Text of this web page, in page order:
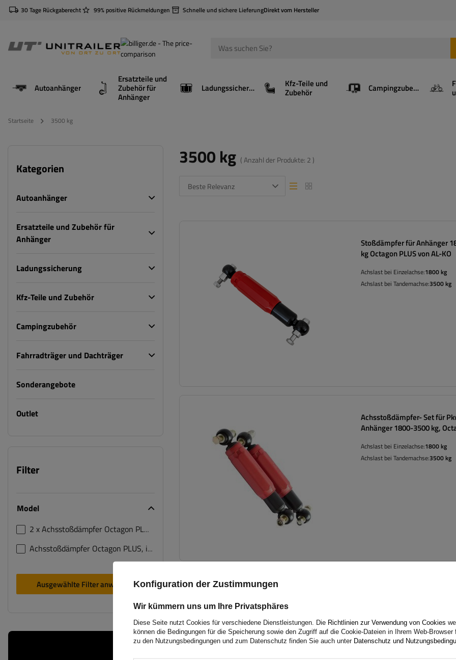
30 Tage Rückgaberecht 99% positive Rückmeldungen Schnelle und sichere LieferungDirekt vom Hersteller
Autoanhänger
Ersatzteile und
Zubehör für
Anhänger
Ladungssicherung Kfz-Teile und
Zubehör Campingzubehör
Startseite 3500 kg
Kategorien
Autoanhänger
Ersatzteile und Zubehör für
Anhänger
Ladungssicherung
Kfz-Teile und Zubehör
Campingzubehör
Fahrradträger und Dachträger
Sonderangebote
Outlet
Filter
Model
2 x Achsstoßdämpfer Octagon PLUS, in rot
Achsstoßdämpfer Octagon PLUS, in rot
Ausgewählte Filter anwenden
3500 kg ( Anzahl der Produkte: 2 )
Beste Relevanz Listenansicht
Listenansicht
Stoßdämpfer für Anhänger
kg Octagon PLUS von AL-KO
Achslast bei Einzelachse:1800 kg
Achslast bei Tandemachse:3500 kg
Achsstoßdämpfer- Set für
Anhänger 1800-3500 kg,
Achslast bei Einzelachse:1800 kg
Achslast bei Tandemachse:3500 kg
Konfiguration der Zustimmungen
Wir kümmern uns um Ihre Privatsphäres
Diese Seite nutzt Cookies für verschiedene Dienstleistungen. Die Richtlinien zur Verwendung von Cookies
können die Bedingungen für die Speicherung sowie den Zugriff auf die Cookie-Dateien in Ihrem Web-
zu den Nutzungsbedingungen und zum Datenschutz finden Sie auch unter Datenschutz und